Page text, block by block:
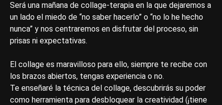
Será una mañana de collage-terapia en la que dejaremos a
un lado el miedo de “no saber hacerlo” o “no lo he hecho
nunca” y nos centraremos en disfrutar del proceso, sin
prisas ni expectativas.
El collage es maravilloso para ello, siempre te recibe con
los brazos abiertos, tengas experiencia o no.
Te enseñaré la técnica del collage, descubrirás su poder
como herramienta para desbloquear la creatividad (¡tiene